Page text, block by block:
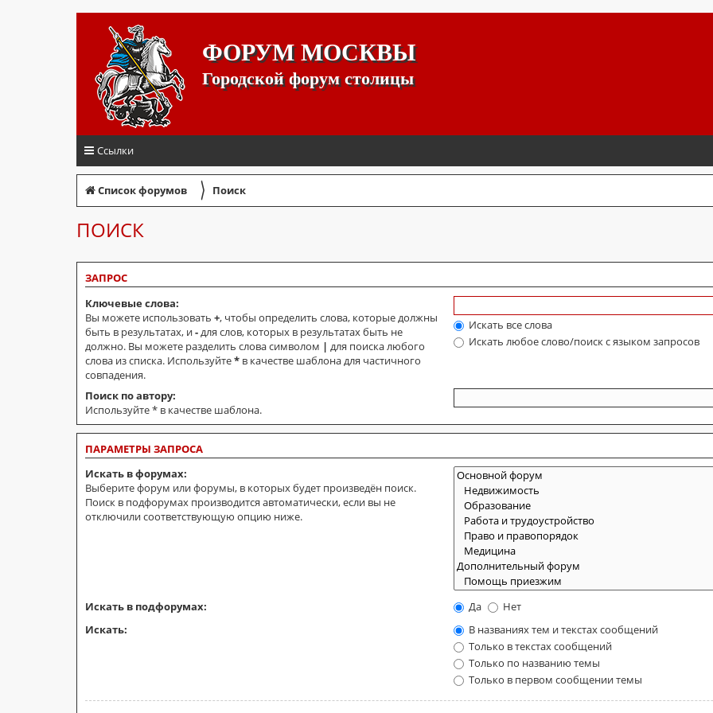
ФОРУМ МОСКВЫ
Городской форум столицы
Ссылки
Список форумов 〉 Поиск
ПОИСК
ЗАПРОС
Ключевые слова:
Вы можете использовать +, чтобы определить слова, которые должны
быть в результатах, и- для слов, которых в результатах быть не
должно. Вы можете разделить слова символом | для поиска любого
слова из списка. Используйте* в качестве шаблона для частичного
совпадения.
Искать все слова
Искать любое слово/поиск с языком запросов
Поиск по автору:
Используйте * в качестве шаблона.
ПАРАМЕТРЫ ЗАПРОСА
Искать в форумах:
Выберите форум или форумы, в которых будет произведён поиск.
Поиск в подфорумах производится автоматически, если вы не
отключили соответствующую опцию ниже.
Искать в подфорумах: Да
Нет
Искать:
В названиях тем и текстах сообщений
Только в текстах сообщений
Только по названию темы
Только в первом сообщении темы